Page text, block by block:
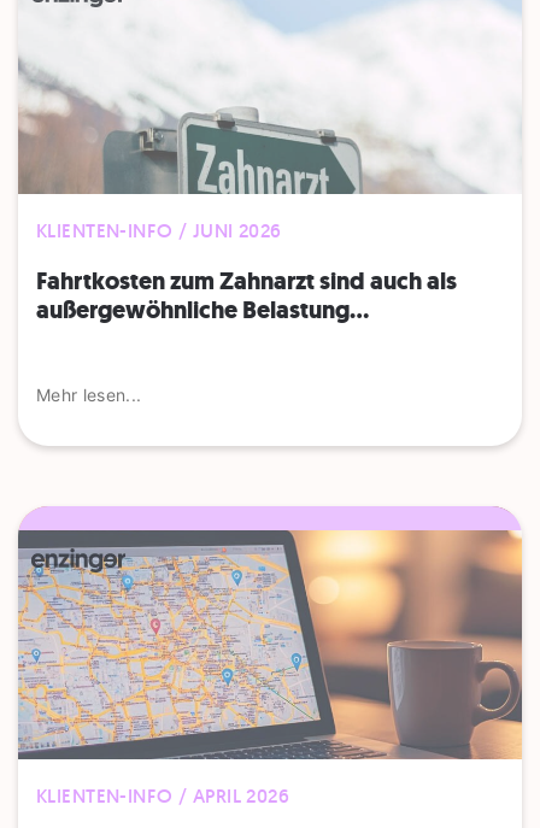
KLIENTEN-INFO / JUNI 2026
Fahrtkosten zum Zahnarzt sind auch als
außergewöhnliche Belastung...
Mehr lesen...
KLIENTEN-INFO / APRIL 2026